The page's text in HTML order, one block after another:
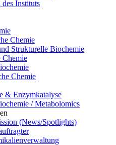
Instituts
Chemie
Strukturelle Biochemie
Chemie
Chemie
& Enzymkatalyse
/ Metabolomics
(News/Spotlights)